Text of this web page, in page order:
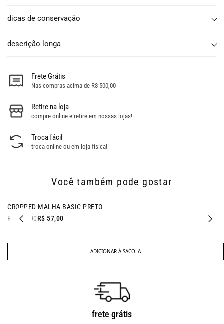
dicas de conservação
descrição longa
Frete Grátis
Nas compras acima de R$ 500,00
Retire na loja
compre online e retire em nossas lojas!
Troca fácil
troca online ou em loja física!
Você também pode gostar
- 58% OFF
CROPPED MALHA BASIC PRETO
R$ 137,00R$ 57,00
ADICIONAR À SACOLA
frete grátis